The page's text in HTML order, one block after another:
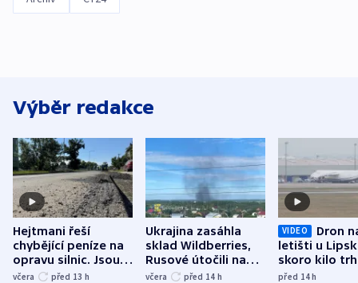
Výběr redakce
Hejtmani řeší
chybějící peníze na
opravu silnic. Jsou
nenárokové, namítá
včera před 13 h
Ukrajina zasáhla
sklad Wildberries,
Rusové útočili na
trh, hasiče či
včera před 14 h
VIDEO
Dron
letišti u
skoro kilo
indicie
před 14h